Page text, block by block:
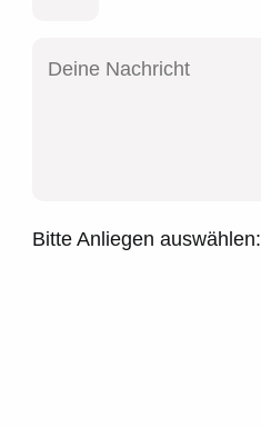
Bitte Anliegen auswählen: